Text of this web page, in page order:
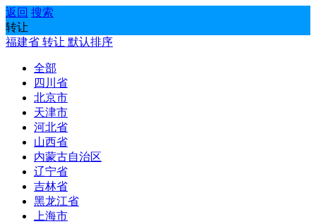
返回 搜索
转让
福建省 转让 默认排序
全部
四川省
北京市
天津市
河北省
山西省
内蒙古自治区
辽宁省
吉林省
黑龙江省
上海市